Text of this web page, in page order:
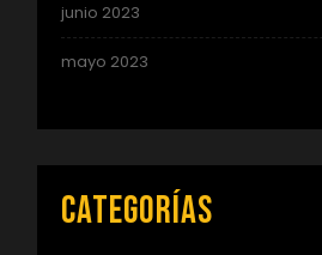
junio 2023
mayo 2023
Categorías